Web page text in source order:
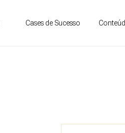
Cases de Sucesso